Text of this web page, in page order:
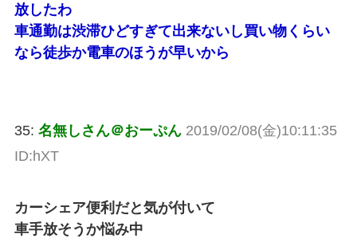
放したわ
車通勤は渋滞ひどすぎて出来ないし買い物くらい
なら徒歩か電車のほうが早いから
35: 名無しさん＠おーぷん 2019/02/08(金)10:11:35
ID:hXT
カーシェア便利だと気が付いて
車手放そうか悩み中